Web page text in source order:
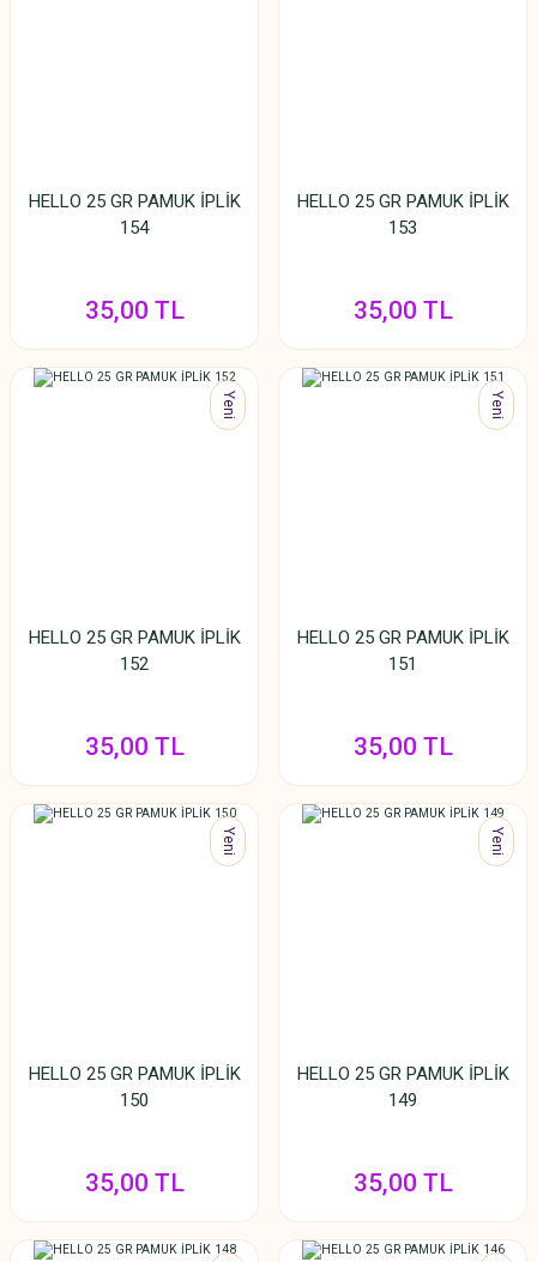
HELLO 25 GR PAMUK İPLİK
154
35,00 TL
HELLO 25 GR PAMUK İPLİK
153
35,00 TL
Yeni
HELLO 25 GR PAMUK İPLİK
152
35,00 TL
Yeni
HELLO 25 GR PAMUK İPLİK
151
35,00 TL
Yeni
HELLO 25 GR PAMUK İPLİK
150
35,00 TL
Yeni
HELLO 25 GR PAMUK İPLİK
149
35,00 TL